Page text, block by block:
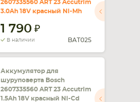
2607335560 ART 23 Accutrim
3.0Ah 18V красный Ni-Mh
1 790
В наличии BAT025
Аккумулятор для
шуруповерта Bosch
2607335560 ART 23 Accutrim
1.5Ah 18V красный Ni-Cd